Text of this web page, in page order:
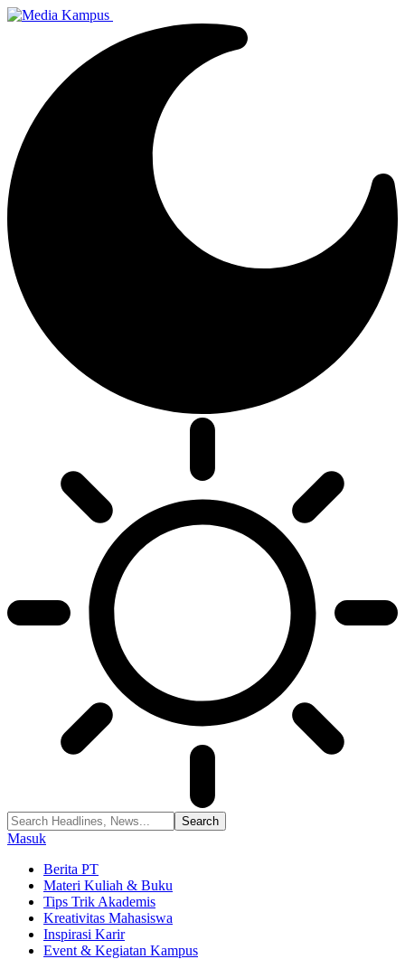
Masuk
Berita PT
Materi Kuliah & Buku
Tips Trik Akademis
Kreativitas Mahasiswa
Inspirasi Karir
Event & Kegiatan Kampus